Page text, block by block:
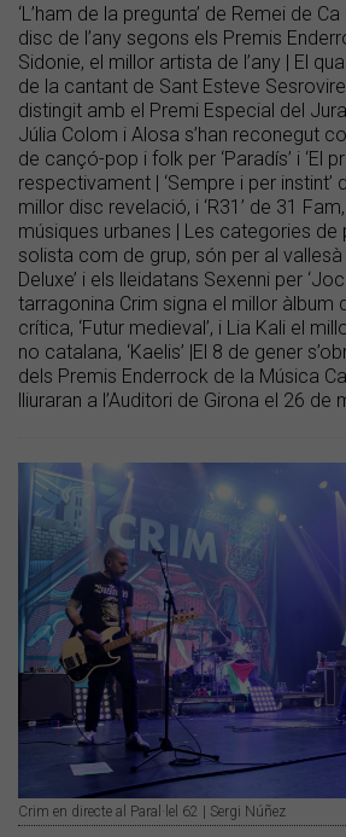
‘L’ham de la pregunta’ de Remei de
disc de l’any segons els Premis
Sidonie, el millor artista de l’any | El
de la cantant de Sant Esteve
distingit amb el Premi Especial del
Júlia Colom i Alosa s’han reconegut
de cançó-pop i folk per ‘Paradís’ i ‘El
respectivament | ‘Sempre i per instint’
millor disc revelació, i ‘R31’ de 31
músiques urbanes | Les categories
solista com de grup, són per al vallesà
Deluxe’ i els lleidatans Sexenni per
tarragonina Crim signa el millor àlbum
crítica, ‘Futur medieval’, i Lia Kali el
no catalana, ‘Kaelis’ |El 8 de gener
dels Premis Enderrock de la Música
lliuraran a l’Auditori de Girona el 26 de
Crim en directe al Paral·lel 62 | Sergi Núñez